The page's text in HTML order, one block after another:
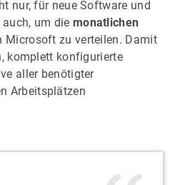
nur, für neue Software und
um die monatlichen
Microsoft zu verteilen. Damit
komplett konfigurierte
aller benötigter
Arbeitsplätzen